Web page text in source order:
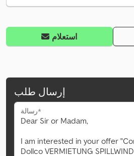
استعلام
إرسال طلب
رسالة*